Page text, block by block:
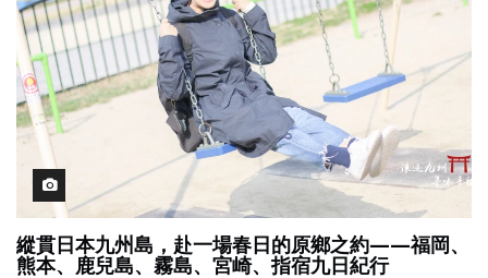
縱貫日本九州島，赴一場春日的原鄉之約——福岡、
熊本、鹿兒島、霧島、宮崎、指宿九日紀行